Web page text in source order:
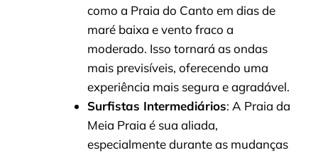
como a Praia do Canto em dias de
maré baixa e vento fraco a
moderado. Isso tornará as ondas
mais previsíveis, oferecendo uma
experiência mais segura e agradável.
Surfistas Intermediários: A Praia da
Meia Praia é sua aliada,
especialmente durante as mudanças